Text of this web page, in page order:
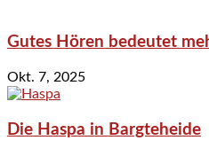
Gutes Hören bedeutet
Okt. 7, 2025
Die Haspa in Bargteheide